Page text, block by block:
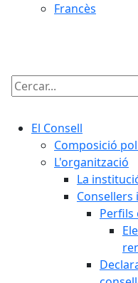
Francès
Cercar:
El Consell
Composició
L'organització
La
Consellers
Perfils